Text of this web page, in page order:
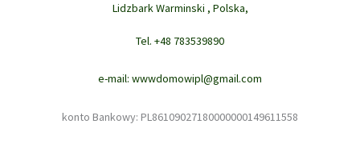
Lidzbark Warminski , Polska,
Tel. +48 783539890
e-mail: wwwdomowipl@gmail.com
konto Bankowy: PL86109027180000000149611558